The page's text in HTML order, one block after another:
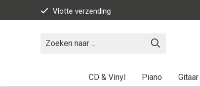
Vlotte verzending
CD & Vinyl Piano Gitaar